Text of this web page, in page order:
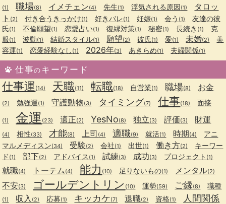
(1) 職場(8) イメチェン(4) 先生(1) 浮気される原因(1)
タロッ
ト (2) 付き合うきっかけ(1) 好きバレ(1) 妊娠(1) 会う (1)
友達の彼
氏(1) 不倫願望(1) 恋愛占い(1) 復縁対策(1) 秘密(1) 長続き (1)
克
服(1) 波動(1) 結婚スタイル(1) 願望(2) 彼氏(1) 愛(1) 未婚(2)
美
容運(1) 恋愛経験なし (1) 2026年(3) あきらめ(1) 夫婦関係(1)
仕事のキーワード
仕事運 (14) 天職(11) 転職(18) 自営業(1) 職場(8) お金
(2) 勉強運(1) 守護動物(3) タイミング(7) 仕事(18) 面接
(1) 金運 (23) 適正(2) YesNo(8) 独立(3) 評価(3) 財運
(4) 相性(33) 才能(8) 上司 (4) 適職(9) 就活(1) 時期(4)
アニ
マルメディスン(34) 受験(2) 会社(1) 出世(1) 働き方(2)
キーワー
ド (1) 部下(2) アドバイス (1) 試練(3) 成功(3) プロジェクト (1)
就職(4) トーテム (4) 能力 (10) 足りないもの(1) メンタル(2)
不安(3) ゴールデントリン (10) 運勢(59) ご縁(8) 職種
(1) 収入 (2) 応募(1) キッカケ(7) 退職(2) 資格(1) 人間関係